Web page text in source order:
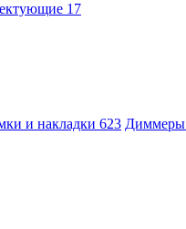
17
и накладки 623 Диммеры